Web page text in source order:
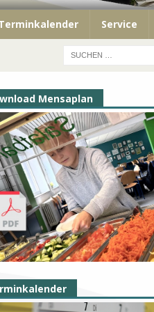
Service
Mensaplan